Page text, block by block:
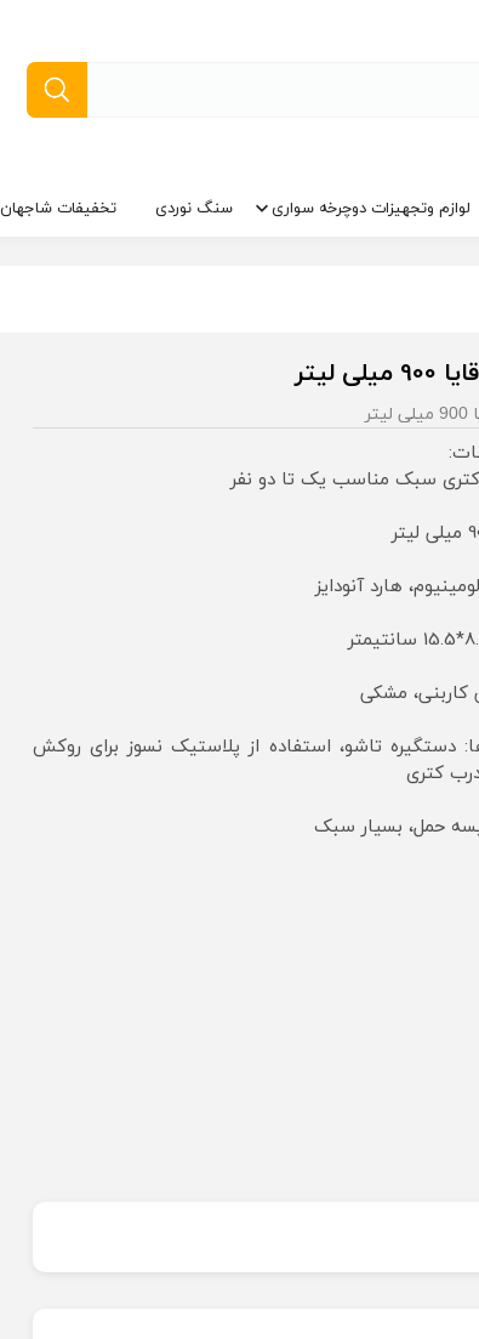
لوازم وتجهیزات دوچرخه سواری سنگ نوردی تخفیفات شاجهان
لیتر
سبک مناسب یک تا دو نفر
هارد آنودایز
کاربنی، مشکی
دستگیره تاشو، استفاده از پلاستیک نسوز برای روکش
کتری
حمل، بسیار سبک